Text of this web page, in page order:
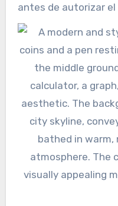
antes de autorizar el